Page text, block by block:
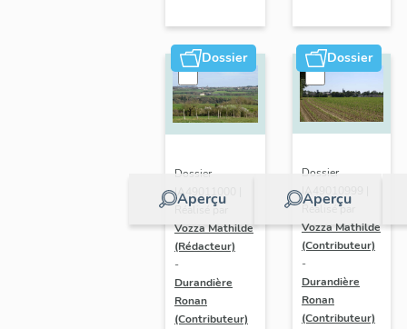
Dossier
Aperçu
Dossier
IA49011000 |
Réalisé par
Vozza Mathilde
(Rédacteur)
-
Durandière
Ronan
(Contributeur)
Dossier
Aperçu
Dossier
IA49010999 |
Réalisé par
Vozza Mathilde
(Contributeur)
-
Durandière
Ronan
(Contributeur)